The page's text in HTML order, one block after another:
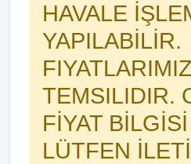
HAVALE
YAPILABİLİR.
FIYATLARIMIZ
TEMSILIDIR.
FİYAT
LÜTFEN